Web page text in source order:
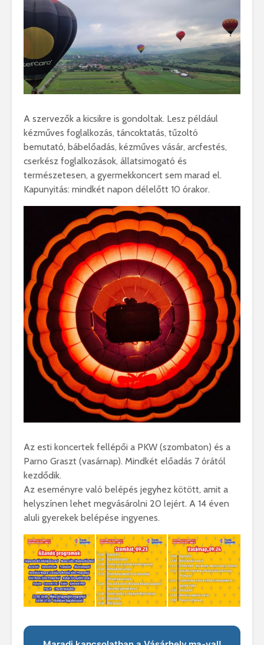
A szervezők a kicsikre is gondoltak. Lesz például
kézműves foglalkozás, táncoktatás, tűzoltó
bemutató, bábelőadás, kézműves vásár, arcfestés,
cserkész foglalkozások, állatsimogató és
természetesen, a gyermekkoncert sem marad el.
Kapunyitás: mindkét napon délelőtt 10 órakor.
Az esti koncertek fellépői a PKW (szombaton) és a
Parno Graszt (vasárnap). Mindkét előadás 7 órától
kezdődik.
Az eseményre való belépés jegyhez kötött, amit a
helyszínen lehet megvásárolni 20 lejért. A 14 éven
aluli gyerekek belépése ingyenes.